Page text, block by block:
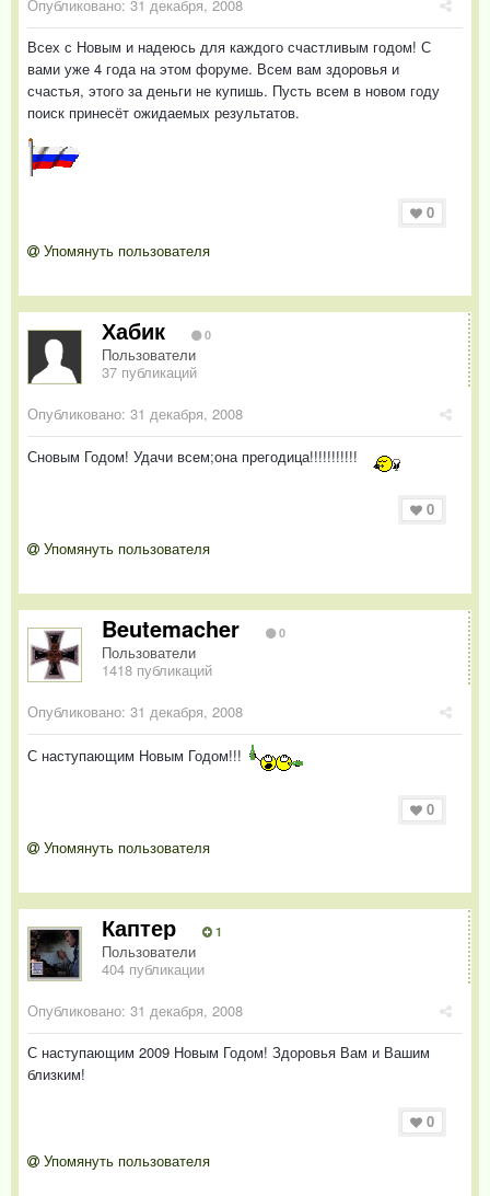
Опубликовано: 31 декабря, 2008
Всех с Новым и надеюсь для каждого счастливым годом! С
вами уже 4 года на этом форуме. Всем вам здоровья и
счастья, этого за деньги не купишь. Пусть всем в новом году
поиск принесёт ожидаемых результатов.
0
Упомянуть пользователя
Хабик 0
Пользователи
37 публикаций
Опубликовано: 31 декабря, 2008
Сновым Годом! Удачи всем;она прегодица!!!!!!!!!!!
0
Упомянуть пользователя
Beutemacher 0
Пользователи
1418 публикаций
Опубликовано: 31 декабря, 2008
С наступающим Новым Годом!!!
0
Упомянуть пользователя
Каптер 1
Пользователи
404 публикации
Опубликовано: 31 декабря, 2008
С наступающим 2009 Новым Годом! Здоровья Вам и Вашим
близким!
0
Упомянуть пользователя